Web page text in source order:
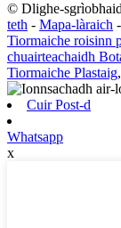
© Dlighe-
teth - Mapa-làraich -
Tiormaiche roisinn
chuairteachaidh
Tiormaiche Plastaig,
Cuir Post-d
Whatsapp
x